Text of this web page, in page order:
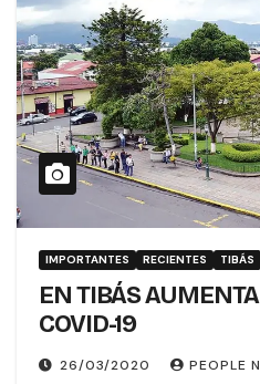
IMPORTANTES RECIENTES TIBÁS
EN TIBÁS AUMENTA
COVID-19
26/03/2020 PEOPLE